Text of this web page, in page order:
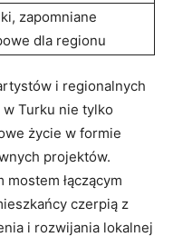
zapomniane
dla regionu
i regionalnych
Turku nie tylko
życie w formie
projektów.
łączącym
czerpią z
i rozwijania lokalnej